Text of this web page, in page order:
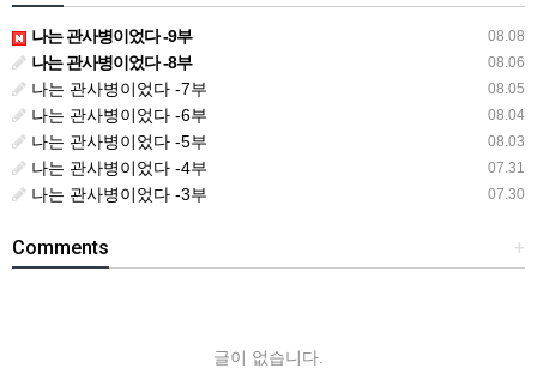
08.08
나는 관사병이었다 -9부
08.06
나는 관사병이었다 -8부
08.05
나는 관사병이었다 -7부
08.04
나는 관사병이었다 -6부
08.03
나는 관사병이었다 -5부
07.31
나는 관사병이었다 -4부
07.30
나는 관사병이었다 -3부
+
Comments
글이 없습니다.